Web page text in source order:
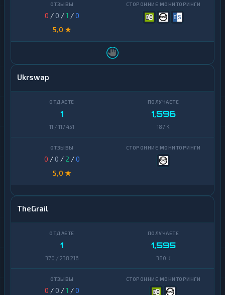
0 / 0 /1 /0
5,0 ★
Ukrswap
1
11 / 117 451
1,596
187 K
0 / 0 / 2 /0
5,0 ★
TheGrail
1
370 / 238 216
1,595
380 K
0 / 0 /1 /0